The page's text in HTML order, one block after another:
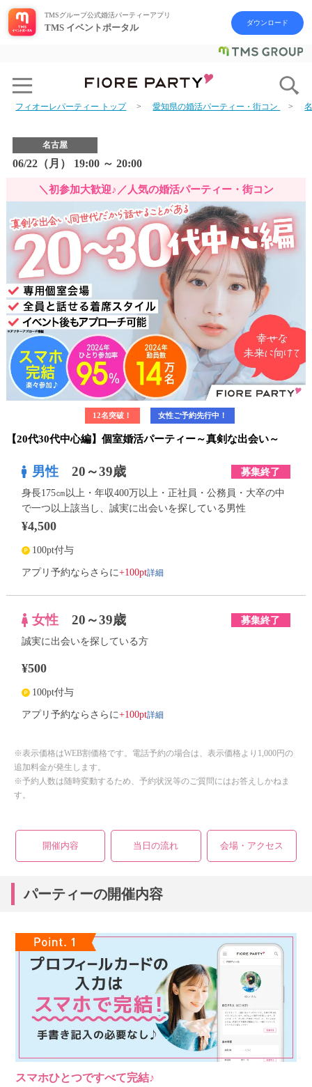
TMSグループ公式婚活パーティーアプリ
TMS イベントポータル ダウンロード
フィオーレパーティー トップ 愛知県の婚活パーティー・街コン
名古屋
06/22（月） 19:00 ～ 20:00
＼初参加大歓迎♪／人気の婚活パーティー・街コン
12名突破！ 女性ご予約先行中！
【20代30代中心編】個室婚活パーティー～真剣な出会い～
男性 20～39歳 募集終了
身長175㎝以上・年収400万以上・正社員・公務員・大卒の中
で一つ以上該当し、誠実に出会いを探している男性
¥4,500
100pt付与
アプリ予約ならさらに+100pt詳細
女性 20～39歳 募集終了
誠実に出会いを探している方
¥500
100pt付与
アプリ予約ならさらに+100pt詳細
※表示価格はWEB割価格です。電話予約の場合は、表示価格より1,000円の
追加料金が発生します。
※予約人数は随時変動するため、予約状況等のご質問にはお答えしかねま
す。
開催内容 当日の流れ 会場・アクセス
パーティーの開催内容
スマホひとつですべて完結♪